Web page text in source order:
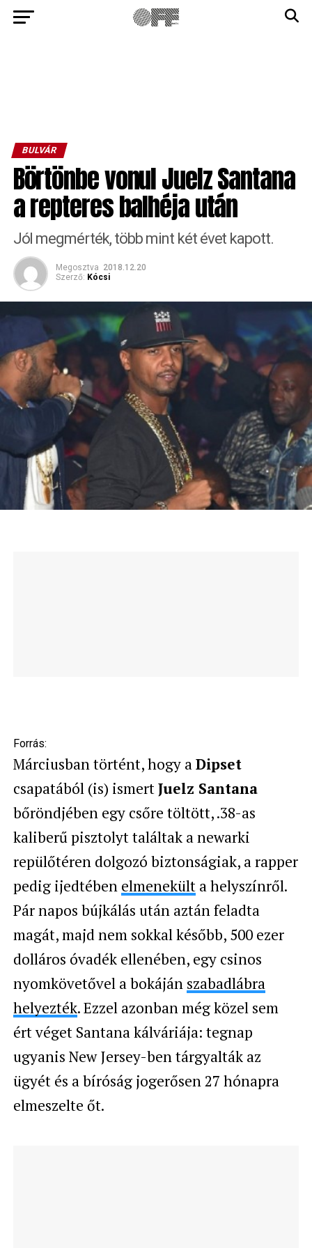
BULVÁR
Börtönbe vonul Juelz Santana
a repteres balhéja után
Jól megmérték, több mint két évet kapott.
Megosztva 2018.12.20
Szerző: Kócsi
Forrás:
Márciusban történt, hogy aDipset
csapatából (is) ismertJuelz Santana
bőröndjében egy csőre töltött, .38-as
kaliberű pisztolyt találtak a newarki
repülőtéren dolgozó biztonságiak, a rapper
pedig ijedtében elmenekülta helyszínről.
Pár napos bújkálás után aztán feladta
magát, majd nem sokkal később, 500 ezer
dolláros óvadék ellenében, egy csinos
nyomkövetővel a bokáján szabadlábra
helyezték. Ezzel azonban még közel sem
ért véget Santana kálváriája: tegnap
ugyanis New Jersey-ben tárgyalták az
ügyét és a bíróság jogerősen 27 hónapra
elmeszelte őt.